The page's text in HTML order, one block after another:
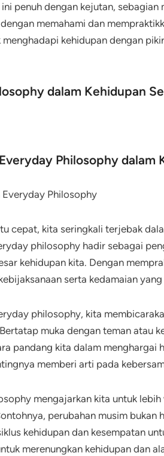
penuh dengan kejutan, sebagian
memahami dan
kehidupan dengan
dalam Kehidupan
Philosophy dalam
Everyday Philosophy
cepat, kita seringkali terjebak
philosophy hadir sebagai
kehidupan kita. Dengan
serta kedamaian yang
philosophy, kita
muka dengan teman atau
pandang kita dalam menghargai
memberi arti pada
mengajarkan kita untuk
perubahan musim bukan
kehidupan dan kesempatan
merenungkan kehidupan dan